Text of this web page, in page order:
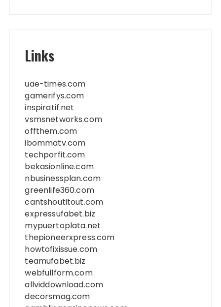
Links
uae-times.com
gamerifys.com
inspiratif.net
vsmsnetworks.com
offthem.com
ibommatv.com
techporfit.com
bekasionline.com
nbusinessplan.com
greenlife360.com
cantshoutitout.com
expressufabet.biz
mypuertoplata.net
thepioneerxpress.com
howtofixissue.com
teamufabet.biz
webfullform.com
allviddownload.com
decorsmag.com